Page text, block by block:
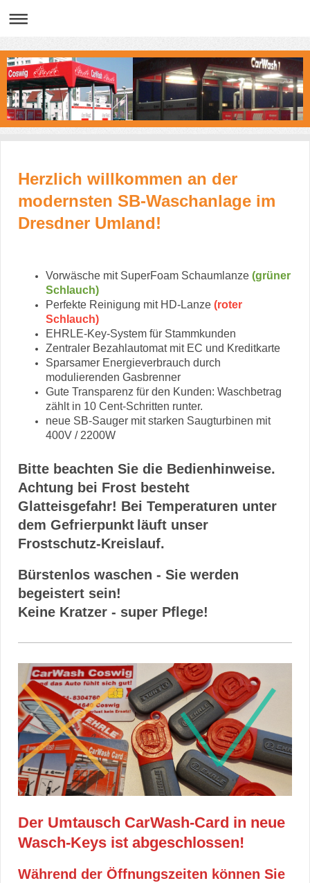
Herzlich willkommen an der
modernsten SB-Waschanlage im
Dresdner Umland!
Vorwäsche mit SuperFoam Schaumlanze (grüner
Schlauch)
Perfekte Reinigung mit HD-Lanze (roter
Schlauch)
EHRLE-Key-System für Stammkunden
Zentraler Bezahlautomat mit EC und Kreditkarte
Sparsamer Energieverbrauch durch
modulierenden Gasbrenner
Gute Transparenz für den Kunden: Waschbetrag
zählt in 10 Cent-Schritten runter.
neue SB-Sauger mit starken Saugturbinen mit
400V / 2200W
Bitte beachten Sie die Bedienhinweise.
Achtung bei Frost besteht
Glatteisgefahr! Bei Temperaturen unter
dem Gefrierpunkt läuft unser
Frostschutz-Kreislauf.
Bürstenlos waschen - Sie werden
begeistert sein!
Keine Kratzer - super Pflege!
Der Umtausch CarWash-Card in neue
Wasch-Keys ist abgeschlossen!
Während der Öffnungszeiten können Sie